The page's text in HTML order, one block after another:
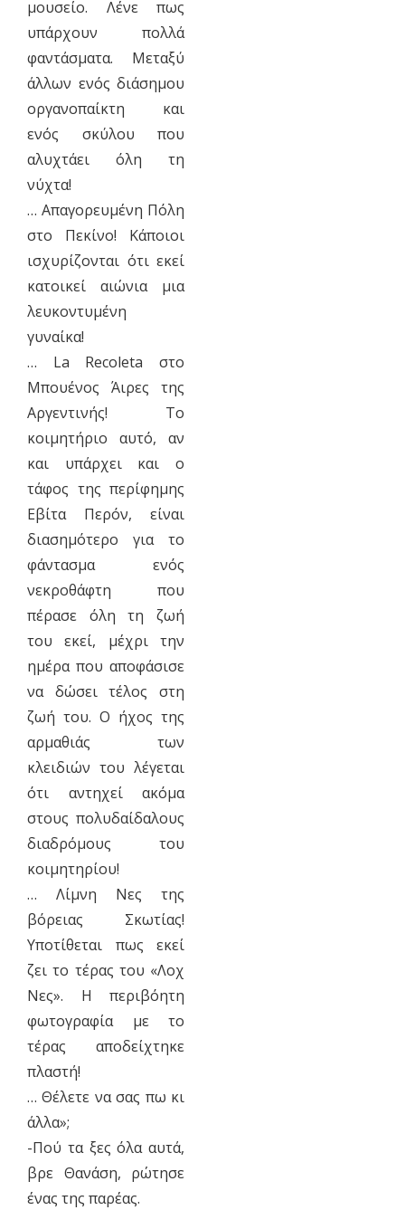
μουσείο. Λένε πως
υπάρχουν πολλά
φαντάσματα. Μεταξύ
άλλων ενός διάσημου
οργανοπαίκτη και
ενός σκύλου που
αλυχτάει όλη τη
νύχτα!
… Απαγορευμένη Πόλη
στο Πεκίνο! Κάποιοι
ισχυρίζονται ότι εκεί
κατοικεί αιώνια μια
λευκοντυμένη
γυναίκα!
… La Recoleta στο
Μπουένος Άιρες της
Αργεντινής! Το
κοιμητήριο αυτό, αν
και υπάρχει και ο
τάφος της περίφημης
Εβίτα Περόν, είναι
διασημότερο για το
φάντασμα ενός
νεκροθάφτη που
πέρασε όλη τη ζωή
του εκεί, μέχρι την
ημέρα που αποφάσισε
να δώσει τέλος στη
ζωή του. Ο ήχος της
αρμαθιάς των
κλειδιών του λέγεται
ότι αντηχεί ακόμα
στους πολυδαίδαλους
διαδρόμους του
κοιμητηρίου!
… Λίμνη Νες της
βόρειας Σκωτίας!
Υποτίθεται πως εκεί
ζει το τέρας του «Λοχ
Νες». Η περιβόητη
φωτογραφία με το
τέρας αποδείχτηκε
πλαστή!
… Θέλετε να σας πω κι
άλλα»;
-Πού τα ξες όλα αυτά,
βρε Θανάση, ρώτησε
ένας της παρέας.